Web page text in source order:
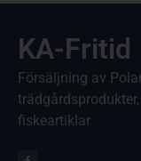
KA-Fritid
Försäljning av
fiskeartiklar